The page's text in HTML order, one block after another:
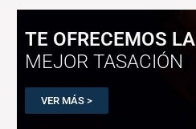
TE OFRECEMOS LA
MEJOR TASACIÓN
VER MÁS >